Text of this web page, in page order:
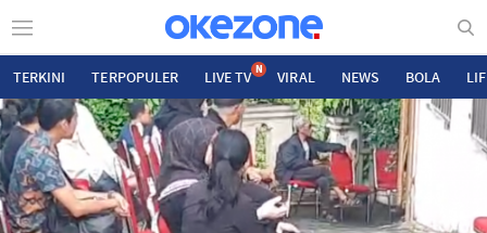
TERKINI TERPOPULER LIVE TV N VIRAL NEWS BOLA